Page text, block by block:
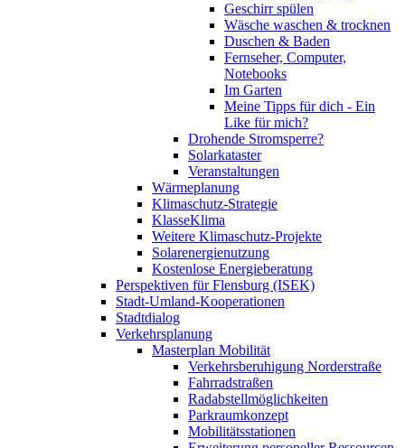
Geschirr spülen
Wäsche waschen & trocknen
Duschen & Baden
Fernseher, Computer,
Notebooks
Im Garten
Meine Tipps für dich - Ein
Like für mich?
Drohende Stromsperre?
Solarkataster
Veranstaltungen
Wärmeplanung
Klimaschutz-Strategie
KlasseKlima
Weitere Klimaschutz-Projekte
Solarenergienutzung
Kostenlose Energieberatung
Perspektiven für Flensburg (ISEK)
Stadt-Umland-Kooperationen
Stadtdialog
Verkehrsplanung
Masterplan Mobilität
Verkehrsberuhigung Norderstraße
Fahrradstraßen
Radabstellmöglichkeiten
Parkraumkonzept
Mobilitätsstationen